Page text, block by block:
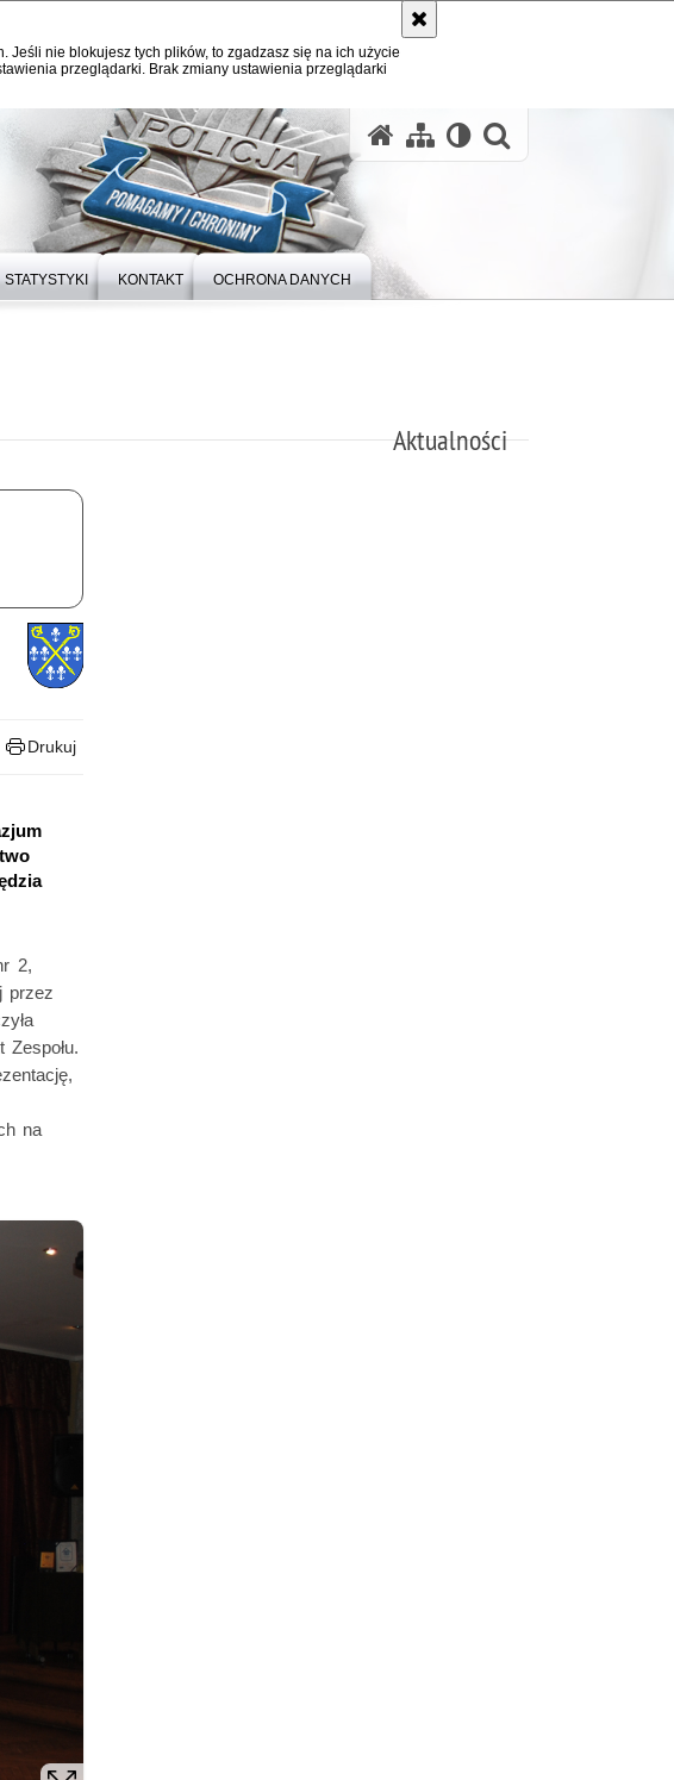
Jeśli nie blokujesz tych plików, to zgadzasz się na ich użycie
przeglądarki. Brak zmiany ustawienia przeglądarki
STATYSTYKI KONTAKT OCHRONA DANYCH
Aktualności
Drukuj
2,
przez
na